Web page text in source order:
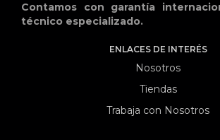
Contamos con garantía
técnico especializado.
ENLACES DE INTERÉS
Nosotros
Tiendas
Trabaja con Nosotros